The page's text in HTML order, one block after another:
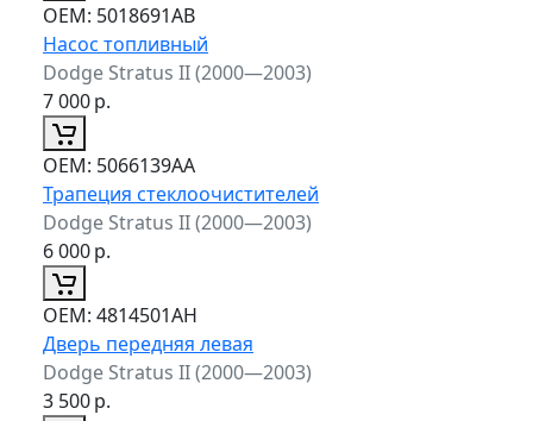
ОЕМ: 5018691AB
Насос топливный
Dodge Stratus II (2000—2003)
7 000р.
ОЕМ: 5066139AA
Трапеция стеклоочистителей
Dodge Stratus II (2000—2003)
6 000р.
ОЕМ: 4814501AH
Дверь передняя левая
Dodge Stratus II (2000—2003)
3 500р.